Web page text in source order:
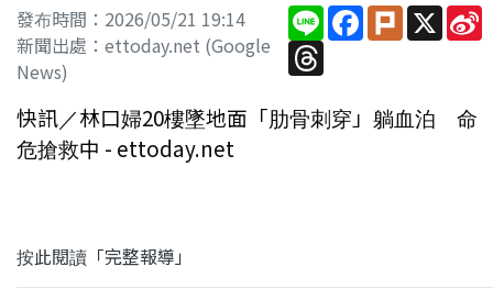
發布時間：2026/05/21 19:14
新聞出處：ettoday.net (Google
News)
Line Facebook
PlurkX
Threads
快訊／林口婦20樓墜地面「肋骨刺穿」躺血泊 命
危搶救中 - ettoday.net
按此閱讀「完整報導」